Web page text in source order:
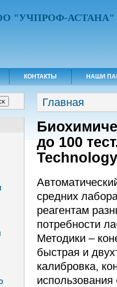
"УЧПРОФ-АСТАНА"
КОНТАКТЫ НАШИ
Вы здесь
Главная
до 100
Technology
средних
реагентам
потребности
Методики –
быстрая и
калибровка,